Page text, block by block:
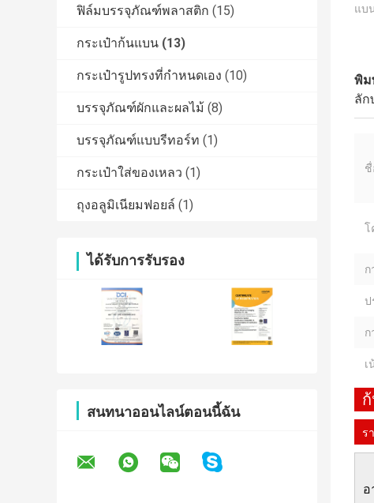
ฟิล์มบรรจุภัณฑ์พลาสติก (15)
กระเป๋าก้นแบน (13)
กระเป๋ารูปทรงที่กำหนดเอง (10)
บรรจุภัณฑ์ผักและผลไม้ (8)
บรรจุภัณฑ์แบบรีทอร์ท (1)
กระเป๋าใส่ของเหลว (1)
ถุงอลูมิเนียมฟอยล์ (1)
ได้รับการรับรอง
สนทนาออนไลน์ตอนนี้ฉัน
แบ
พิม
ลั
ชื่
โ
ก
ป
ก
เ
ร
อ